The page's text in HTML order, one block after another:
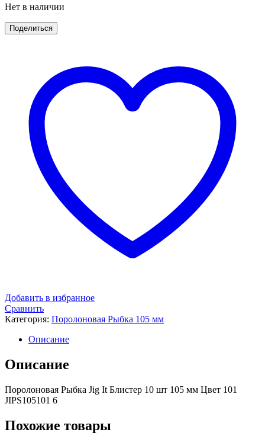
Нет в наличии
Поделиться
Добавить в избранное
Сравнить
Категория: Поролоновая Рыбка 105 мм
Описание
Описание
Поролоновая Рыбка Jig It Блистер 10 шт 105 мм Цвет 101
JIPS105101 6
Похожие товары